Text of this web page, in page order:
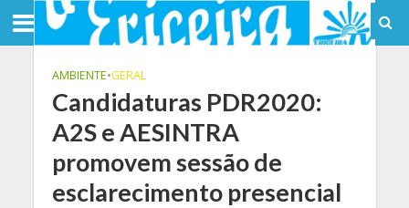
AMBIENTE•GERAL
Candidaturas PDR2020:
A2S e AESINTRA
promovem sessão de
esclarecimento presencial